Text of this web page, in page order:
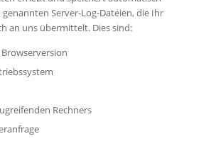
Server-Log-Dateien, die Ihr
an uns übermittelt. Dies sind:
Rechners